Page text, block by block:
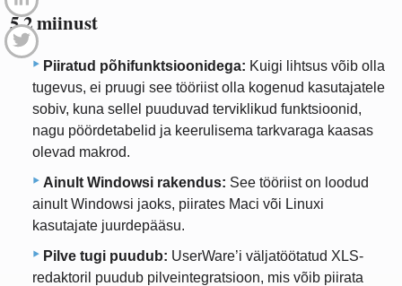
5.2 miinust
Piiratud põhifunktsioonidega: Kuigi lihtsus võib olla
tugevus, ei pruugi see tööriist olla kogenud kasutajatele
sobiv, kuna sellel puuduvad terviklikud funktsioonid,
nagu pöördetabelid ja keerulisema tarkvaraga kaasas
olevad makrod.
Ainult Windowsi rakendus: See tööriist on loodud
ainult Windowsi jaoks, piirates Maci või Linuxi
kasutajate juurdepääsu.
Pilve tugi puudub: UserWare’i väljatöötatud XLS-
redaktoril puudub pilveintegratsioon, mis võib piirata